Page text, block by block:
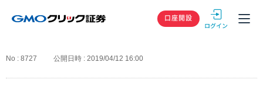
GMOクリック
口座開設
No : 8727 公開日時 : 2019/04/12 16:00